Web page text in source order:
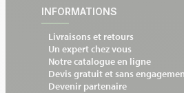
INFORMATIONS
Livraisons et retours
Un expert chez vous
Notre catalogue en ligne
Devis gratuit et sans
Devenir partenaire